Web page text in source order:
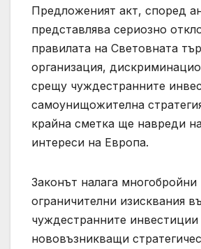
Предложеният акт, според
представлява сериозно
правилата на Световната
организация,
срещу чуждестранните
самоунищожителна
крайна сметка ще навреди
интереси на Европа.
Законът налага многобройни
ограничителни изисквания
чуждестранните
нововъзникващи